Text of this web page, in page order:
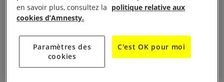
d’accorder la grâce présidentielle à l’ancien sous-
traitant de l’Agence nationale de sécurité (NSA).
Edward Snowden a clairement agi dans l’intérêt
général. Il a déclenché un débat majeur sur la
en savoir plus, consultez la politique relative aux
cookies d’Amnesty.
Paramètres des
cookies
C'est OK pour moi